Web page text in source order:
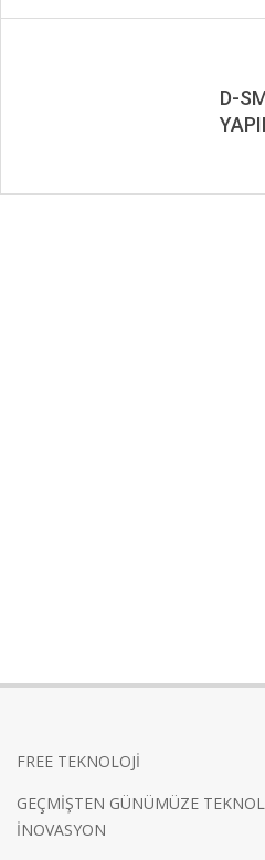
D-
FREE TEKNOLOJİ
GEÇMİŞTEN GÜNÜMÜZE
İNOVASYON